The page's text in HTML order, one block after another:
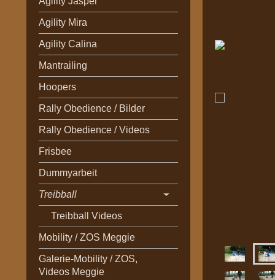
Agility Mira
Agility Calina
Mantrailing
Hoopers
Rally Obedience / Bilder
Rally Obedience / Videos
Frisbee
Dummyarbeit
Treibball
Treibball Videos
Mobility / ZOS Meggie
Galerie-Mobility / ZOS,
Videos Meggie